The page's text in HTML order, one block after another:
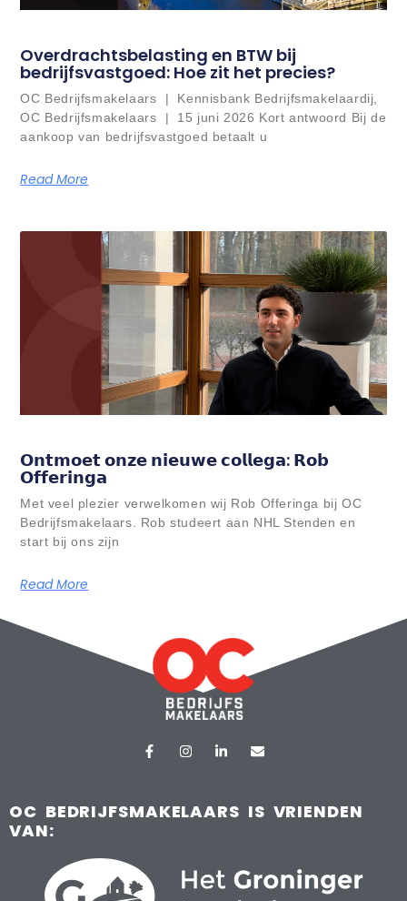
Overdrachtsbelasting en BTW bij
bedrijfsvastgoed: Hoe zit het precies?
OC Bedrijfsmakelaars | Kennisbank Bedrijfsmakelaardij,
OC Bedrijfsmakelaars | 15 juni 2026 Kort antwoord Bij de
aankoop van bedrijfsvastgoed betaalt u
Read More
𝗢𝗻𝘁𝗺𝗼𝗲𝘁 𝗼𝗻𝘇𝗲 𝗻𝗶𝗲𝘂𝘄𝗲 𝗰𝗼𝗹𝗹𝗲𝗴𝗮: 𝗥𝗼𝗯
𝗢𝗳𝗳𝗲𝗿𝗶𝗻𝗴𝗮
Met veel plezier verwelkomen wij Rob Offeringa bij OC
Bedrijfsmakelaars. Rob studeert aan NHL Stenden en
start bij ons zijn
Read More
OC BEDRIJFSMAKELAARS IS VRIENDEN
VAN: